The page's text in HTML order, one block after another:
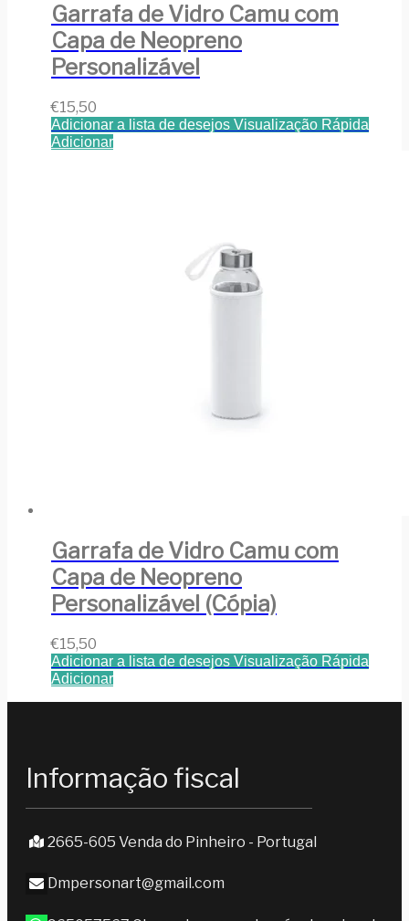
Garrafa de Vidro Camu com
Capa de Neopreno
Personalizável
€15,50
Adicionar a lista de desejos Visualização Rápida
Adicionar
Garrafa de Vidro Camu com
Capa de Neopreno
Personalizável (Cópia)
€15,50
Adicionar a lista de desejos Visualização Rápida
Adicionar
Informação fiscal
2665-605 Venda do Pinheiro - Portugal
Dmpersonart@gmail.com